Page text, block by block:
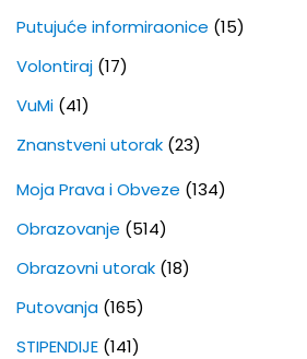
Putujuće informiraonice (15)
Volontiraj (17)
VuMi (41)
Znanstveni utorak (23)
Moja Prava i Obveze (134)
Obrazovanje (514)
Obrazovni utorak (18)
Putovanja (165)
STIPENDIJE (141)